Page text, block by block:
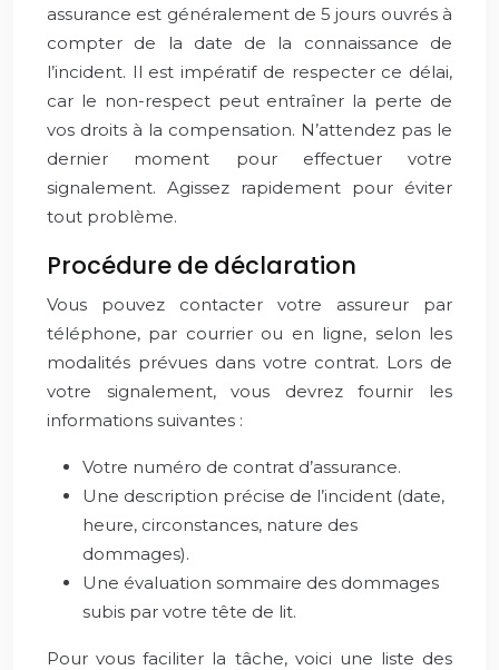
assurance est généralement de 5 jours ouvrés à
compter de la date de la connaissance de
l’incident. Il est impératif de respecter ce délai,
car le non-respect peut entraîner la perte de
vos droits à la compensation. N’attendez pas le
dernier moment pour effectuer votre
signalement. Agissez rapidement pour éviter
tout problème.
Procédure de déclaration
Vous pouvez contacter votre assureur par
téléphone, par courrier ou en ligne, selon les
modalités prévues dans votre contrat. Lors de
votre signalement, vous devrez fournir les
informations suivantes :
Votre numéro de contrat d’assurance.
Une description précise de l’incident (date,
heure, circonstances, nature des
dommages).
Une évaluation sommaire des dommages
subis par votre tête de lit.
Pour vous faciliter la tâche, voici une liste des